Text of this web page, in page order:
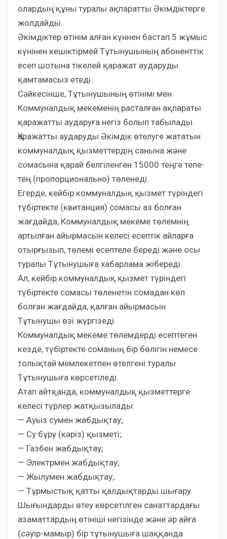
олардың құны туралы ақпаратты Әкімдіктерге
жолдайды.
Әкімдіктер өтінім алған күннен бастап 5 жұмыс
күнінен кешіктірмей Тұтынушының абоненттік
есеп шотына тікелей қаражат аударуды
қамтамасыз етеді.
Сәйкесінше, Тұтынушының өтінімі мен
Коммуналдық мекеменің расталған ақпараты
қаражатты аударуға негіз болып табылады.
Қаражатты аударуды Әкімдік өтелуге жататын
коммуналдық қызметтердің санына және
сомасына қарай белгіленген 15000 теңге тепе-
тең (пропорционально) төленеді.
Егерде, кейбір коммуналдық қызмет түріндегі
түбіртекте (квитанция) сомасы аз болған
жағдайда, Коммуналдық мекеме төлемнің
артылған айырмасын келесі есептік айларға
отырғызып, төлемі есептеле береді және осы
туралы Тұтынушыға хабарлама жібереді.
Ал, кейбір коммуналдық қызмет түріндегі
түбіртекте сомасы төленетін сомадан көп
болған жағдайда, қалған айырмасын
Тұтынушы өзі жүргізеді.
Коммуналдық мекеме төлемдерді есептеген
кезде, түбіртекте соманың бір бөлігін немесе
толықтай мемлекетпен өтелгені туралы
Тұтынушыға көрсетіледі.
Атап айтқанда, коммуналдық қызметтерге
келесі түрлер жатқызылады:
— Ауыз сумен жабдықтау;
— Су бұру (кәріз) қызметі;
— Газбен жабдықтау;
— Электрмен жабдықтау;
— Жылумен жабдықтау;
— Тұрмыстық қатты қалдықтарды шығару.
Шығындарды өтеу көрсетілген санаттардағы
азаматтардың өтініші негізінде және әр айға
(сәуір-мамыр) бір тұтынушыға шаққанда